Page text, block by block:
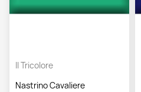
Il Tricolore
Nastrino Cavaliere